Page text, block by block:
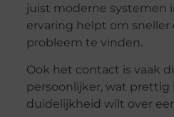
juist moderne systemen
ervaring helpt om sneller
probleem te vinden.
Ook het contact is vaak
persoonlijker, wat prettig
duidelijkheid wilt over